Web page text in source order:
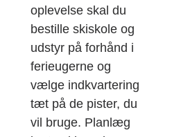
oplevelse skal du
bestille skiskole og
udstyr på forhånd i
ferieugerne og
vælge indkvartering
tæt på de pister, du
vil bruge. Planlæg